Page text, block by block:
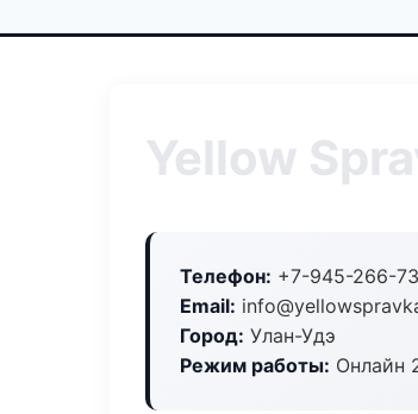
Yellow
Телефон: +7-945-266-
Email:
Город: Улан-Удэ
Режим работы: Онлайн